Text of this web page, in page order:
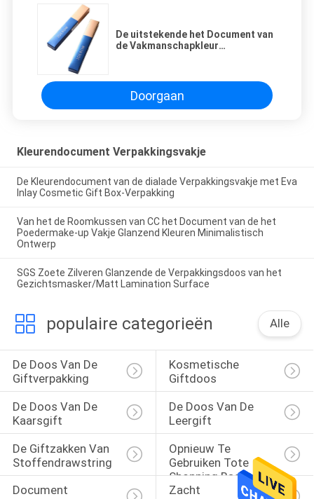
De uitstekende het Document van
de Vakmanschapkleur
Doorgaan
Kleurendocument Verpakkingsvakje
De Kleurendocument van de dialade Verpakkingsvakje met Eva
Inlay Cosmetic Gift Box-Verpakking
Van het de Roomkussen van CC het Document van de het
Poedermake-up Vakje Glanzend Kleuren Minimalistisch
Ontwerp
SGS Zoete Zilveren Glanzende de Verpakkingsdoos van het
Gezichtsmasker/Matt Lamination Surface
populaire categorieën Alle
De Doos Van De
Giftverpakking
Kosmetische
Giftdoos
De Doos Van De
Kaarsgift
De Doos Van De
Leergift
De Giftzakken Van
Stoffendrawstring
Opnieuw Te
Gebruiken Tote
Shopping Bags
Document
Zacht